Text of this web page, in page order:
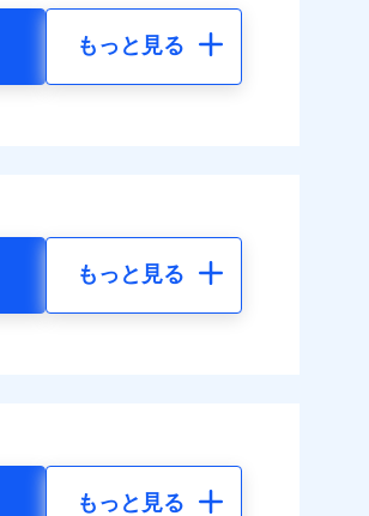
もっと見る
もっと見る
もっと見る